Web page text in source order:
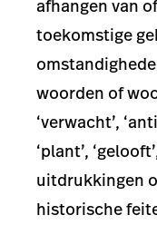
afhangen van
toekomstige
woorden of
‘verwacht’,
‘plant’,
uitdrukkingen
historische